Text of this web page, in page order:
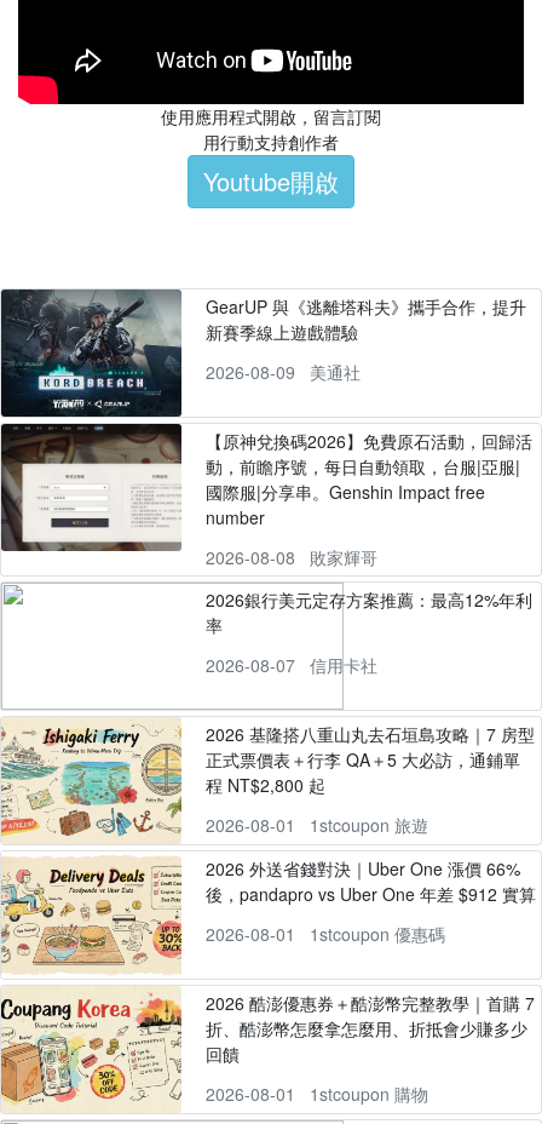
使用應用程式開啟，留言訂閱
用行動支持創作者
Youtube開啟
GearUP 與《逃離塔科夫》攜手合作，提升
新賽季線上遊戲體驗
2026-08-09
美通社
【原神兌換碼2026】免費原石活動，回歸活
動，前瞻序號，每日自動領取，台服|亞服|
國際服|分享串。Genshin Impact free
number
2026-08-08
敗家輝哥
2026銀行美元定存方案推薦：最高12%年利
率
2026-08-07
信用卡社
2026 基隆搭八重山丸去石垣島攻略｜7 房型
正式票價表＋行李 QA＋5 大必訪，通鋪單
程 NT$2,800 起
2026-08-01
1stcoupon 旅遊
2026 外送省錢對決｜Uber One 漲價 66%
後，pandapro vs Uber One 年差 $912 實算
2026-08-01
1stcoupon 優惠碼
2026 酷澎優惠券＋酷澎幣完整教學｜首購 7
折、酷澎幣怎麼拿怎麼用、折抵會少賺多少
回饋
2026-08-01
1stcoupon 購物